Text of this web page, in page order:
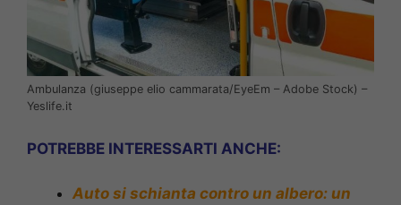
Ambulanza (giuseppe elio cammarata/EyeEm – Adobe Stock) –
Yeslife.it
POTREBBE INTERESSARTI ANCHE:
Auto si schianta contro un albero: un